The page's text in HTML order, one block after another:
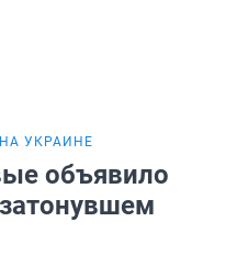
УКРАИНЕ
объявило